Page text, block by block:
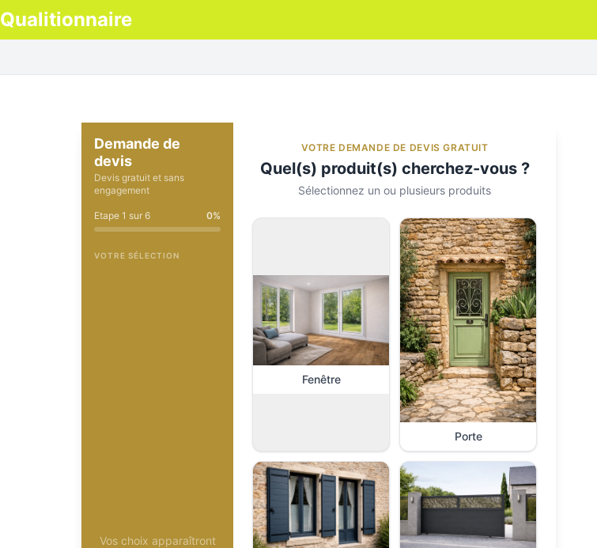
Qualitionnaire
Demande de
devis
Devis gratuit et sans
engagement
Etape 1 sur 6 0%
VOTRE SÉLECTION
Vos choix apparaîtront
VOTRE DEMANDE DE DEVIS GRATUIT
Quel(s) produit(s) cherchez-vous ?
Sélectionnez un ou plusieurs produits
Fenêtre
Porte